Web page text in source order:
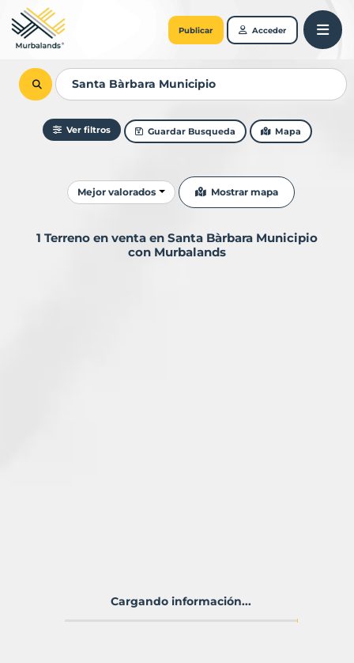
Publicar Acceder
Ver filtros Guardar Busqueda Mapa
Ordenar resultados
Mejor valorados Mostrar mapa
1 Terreno en venta en Santa Bàrbara Municipio
con Murbalands
Cargando información...